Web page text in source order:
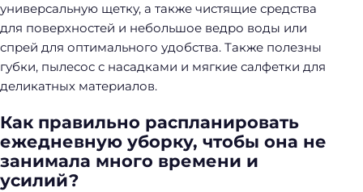
универсальную щетку, а также чистящие средства
для поверхностей и небольшое ведро воды или
спрей для оптимального удобства. Также полезны
губки, пылесос с насадками и мягкие салфетки для
деликатных материалов.
Как правильно распланировать
ежедневную уборку, чтобы она не
занимала много времени и
усилий?